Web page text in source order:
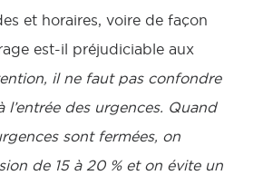
et horaires, voire de façon
est-il préjudiciable aux
il ne faut pas confondre
l’entrée des urgences. Quand
sont fermées, on
de 15 à 20 % et on évite un